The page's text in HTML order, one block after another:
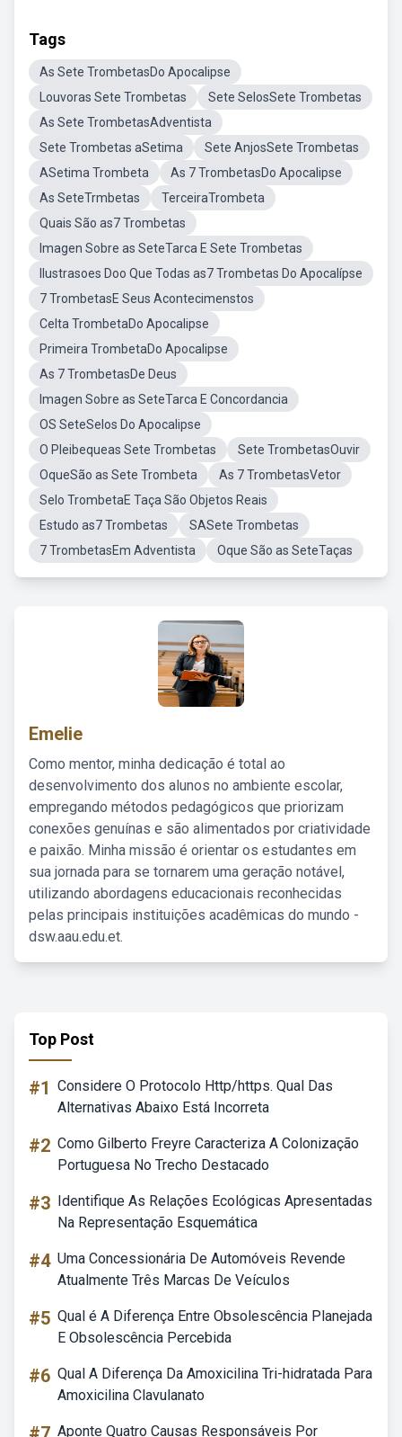
Tags
As Sete TrombetasDo Apocalipse
Louvoras Sete Trombetas
Sete SelosSete Trombetas
As Sete TrombetasAdventista
Sete Trombetas aSetima
Sete AnjosSete Trombetas
ASetima Trombeta
As 7 TrombetasDo Apocalipse
As SeteTrmbetas
TerceiraTrombeta
Quais São as7 Trombetas
Imagen Sobre as SeteTarca E Sete Trombetas
Ilustrasoes Doo Que Todas as7 Trombetas Do Apocalípse
7 TrombetasE Seus Acontecimenstos
Celta TrombetaDo Apocalipse
Primeira TrombetaDo Apocalipse
As 7 TrombetasDe Deus
Imagen Sobre as SeteTarca E Concordancia
OS SeteSelos Do Apocalipse
O Pleibequeas Sete Trombetas
Sete TrombetasOuvir
OqueSão as Sete Trombeta
As 7 TrombetasVetor
Selo TrombetaE Taça São Objetos Reais
Estudo as7 Trombetas
SASete Trombetas
7 TrombetasEm Adventista
Oque São as SeteTaças
Emelie
Como mentor, minha dedicação é total ao
desenvolvimento dos alunos no ambiente escolar,
empregando métodos pedagógicos que priorizam
conexões genuínas e são alimentados por criatividade
e paixão. Minha missão é orientar os estudantes em
sua jornada para se tornarem uma geração notável,
utilizando abordagens educacionais reconhecidas
pelas principais instituições acadêmicas do mundo -
dsw.aau.edu.et.
Top Post
#1 Considere O Protocolo Http/https. Qual Das
Alternativas Abaixo Está Incorreta
#2 Como Gilberto Freyre Caracteriza A Colonização
Portuguesa No Trecho Destacado
#3 Identifique As Relações Ecológicas Apresentadas
Na Representação Esquemática
#4 Uma Concessionária De Automóveis Revende
Atualmente Três Marcas De Veículos
#5 Qual é A Diferença Entre Obsolescência Planejada
E Obsolescência Percebida
#6 Qual A Diferença Da Amoxicilina Tri-hidratada Para
Amoxicilina Clavulanato
Aponte Quatro Causas Responsáveis Por